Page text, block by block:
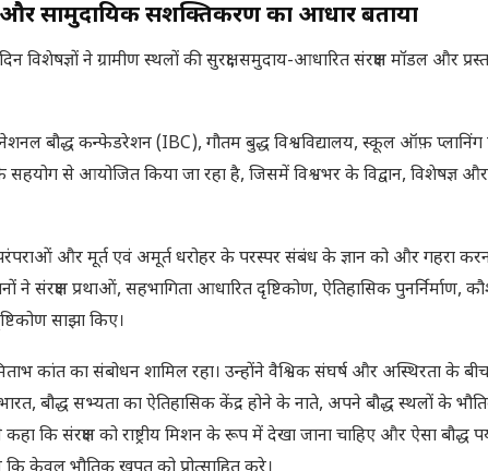
और सामुदायिक सशक्तिकरण का आधार बताया
ने ग्रामीण स्थलों की सुरक्षा, समुदाय-आधारित संरक्षण मॉडल और
बौद्ध कन्फेडरेशन (IBC), गौतम बुद्ध विश्वविद्यालय, स्कूल ऑफ़
से आयोजित किया जा रहा है, जिसमें विश्वभर के विद्वान, विशेषज्ञ और
और मूर्त एवं अमूर्त धरोहर के परस्पर संबंध के ज्ञान को और गहरा
संरक्षण प्रथाओं, सहभागिता आधारित दृष्टिकोण, ऐतिहासिक पुनर्निर्माण,
साझा किए।
कांत का संबोधन शामिल रहा। उन्होंने वैश्विक संघर्ष और अस्थिरता के बीच
बौद्ध सभ्यता का ऐतिहासिक केंद्र होने के नाते, अपने बौद्ध स्थलों के
कि संरक्षण को राष्ट्रीय मिशन के रूप में देखा जाना चाहिए और ऐसा बौद्ध